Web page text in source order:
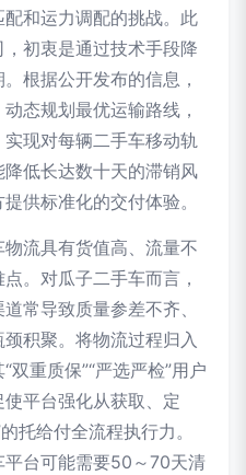
和运力调配的挑战。此
初衷是通过技术手段降
根据公开发布的信息，
态规划最优运输路线，
现对每辆二手车移动轨
低长达数十天的滞销风
供标准化的交付体验。
流具有货值高、流量不
。对瓜子二手车而言，
常导致质量参差不齐、
积聚。将物流过程归入
双重质保”“严选严检”用户
平台强化从获取、定
托给付全流程执行力。
台可能需要50～70天清